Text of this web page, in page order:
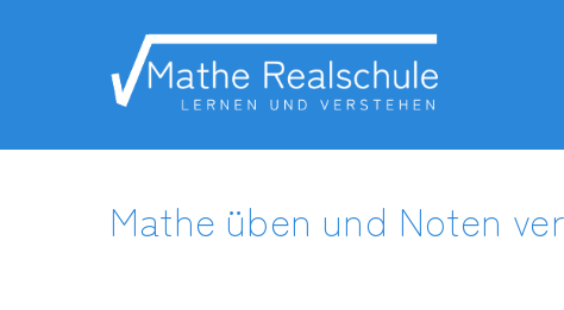
Mathe üben und Noten